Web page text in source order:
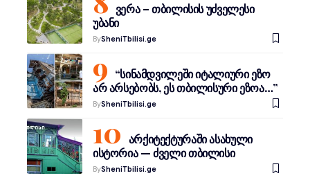
ვერა – თბილისის უძველესი
უბანი
BySheniTbilisi.ge
“სინამდვილეში იტალიური ეზო
არ არსებობს, ეს თბილისური ეზოა…”
BySheniTbilisi.ge
არქიტექტურაში ასახული
ისტორია — ძველი თბილისი
BySheniTbilisi.ge